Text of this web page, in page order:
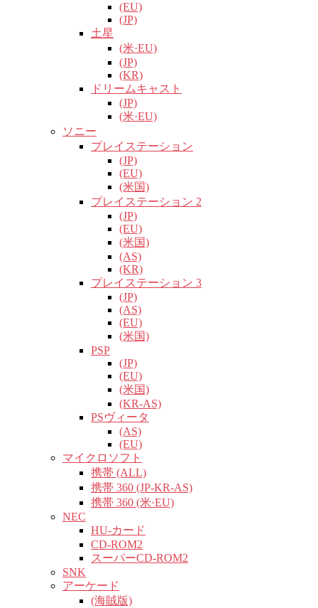
(EU)
(JP)
土星
(米·EU)
(JP)
(KR)
ドリームキャスト
(JP)
(米·EU)
ソニー
プレイステーション
(JP)
(EU)
(米国)
プレイステーション 2
(JP)
(EU)
(米国)
(AS)
(KR)
プレイステーション 3
(JP)
(AS)
(EU)
(米国)
PSP
(JP)
(EU)
(米国)
(KR-AS)
PSヴィータ
(AS)
(EU)
マイクロソフト
携帯 (ALL)
携帯 360 (JP-KR-AS)
携帯 360 (米·EU)
NEC
HU-カード
CD-ROM2
スーパーCD-ROM2
SNK
アーケード
(海賊版)